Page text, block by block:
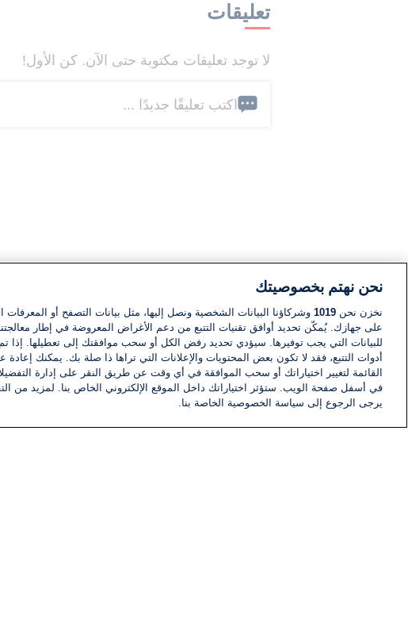
تعليقات
لا توجد تعليقات مكتوبة حتى الآن. كن الأول!
اكتب تعليقًا جديدًا ...
نحن نهتم بخصوصيتك
نخزن نحن 1019 وشركاؤنا البيانات الشخصية ونصل إليها، مثل بيانات التصفح أو المعرفات
على جهازك. يُمكّن تحديد أوافق تقنيات التتبع من دعم الأغراض المعروضة في إطار
للبيانات التي يجب توفيرها. سيؤدي تحديد رفض الكل أو سحب موافقتك إلى تعطيلها. إذا
أدوات التتبع، فقد لا تكون بعض المحتويات والإعلانات التي تراها ذا صلة بك. يمكنك
القائمة لتغيير اختياراتك أو سحب الموافقة في أي وقت عن طريق النقر على إدارة
في أسفل صفحة الويب. ستؤثر اختياراتك داخل الموقع الإلكتروني الخاص بنا. لمزيد من
يرجى الرجوع إلى سياسة الخصوصية الخاصة بنا.